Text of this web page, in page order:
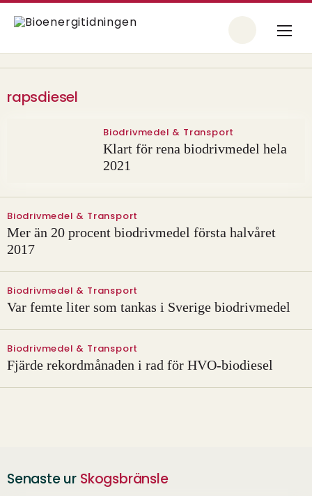
rapsdiesel
Biodrivmedel & Transport
Klart för rena biodrivmedel hela
2021
Biodrivmedel & Transport
Mer än 20 procent biodrivmedel första halvåret
2017
Biodrivmedel & Transport
​Var femte liter som tankas i Sverige biodrivmedel
Biodrivmedel & Transport
​Fjärde rekordmånaden i rad för HVO-biodiesel
Senaste ur Skogsbränsle